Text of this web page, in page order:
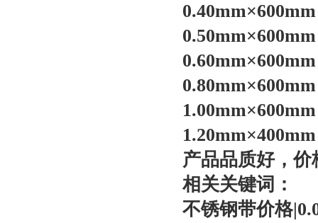
产品品质好，
相关关键词：
不锈钢带价格